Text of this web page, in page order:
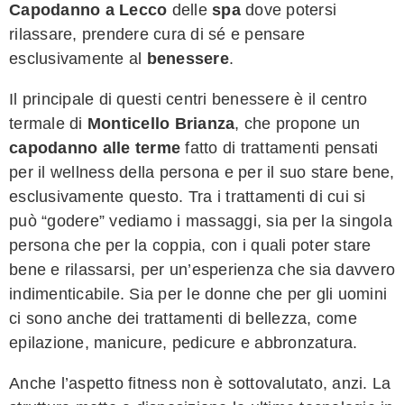
Capodanno a Lecco delle spa dove potersi
rilassare, prendere cura di sé e pensare
esclusivamente al
benessere.
Il principale di questi centri benessere è il centro
termale di Monticello Brianza, che propone un
capodanno alle termefatto di trattamenti pensati
per il wellness della persona e per il suo stare bene,
esclusivamente questo. Tra i trattamenti di cui si
può “godere” vediamo i massaggi, sia per la singola
persona che per la coppia, con i quali poter stare
bene e rilassarsi, per un’esperienza che sia davvero
indimenticabile. Sia per le donne che per gli uomini
ci sono anche dei trattamenti di bellezza, come
epilazione, manicure, pedicure e abbronzatura.
Anche l’aspetto fitness non è sottovalutato, anzi. La